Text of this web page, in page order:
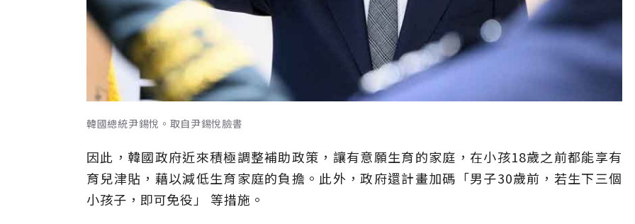
韓國總統尹錫悅。取自尹錫悅臉書
因此，韓國政府近來積極調整補助政策，讓有意願生育的家庭，在小孩18歲之前都能享有
育兒津貼，藉以減低生育家庭的負擔。此外，政府還計畫加碼「男子30歲前，若生下三個
小孩子，即可免役」 等措施。